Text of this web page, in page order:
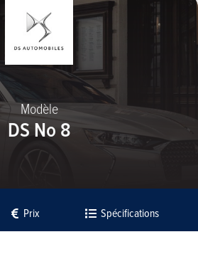
Modèle
DS No 8
Prix Spécifications